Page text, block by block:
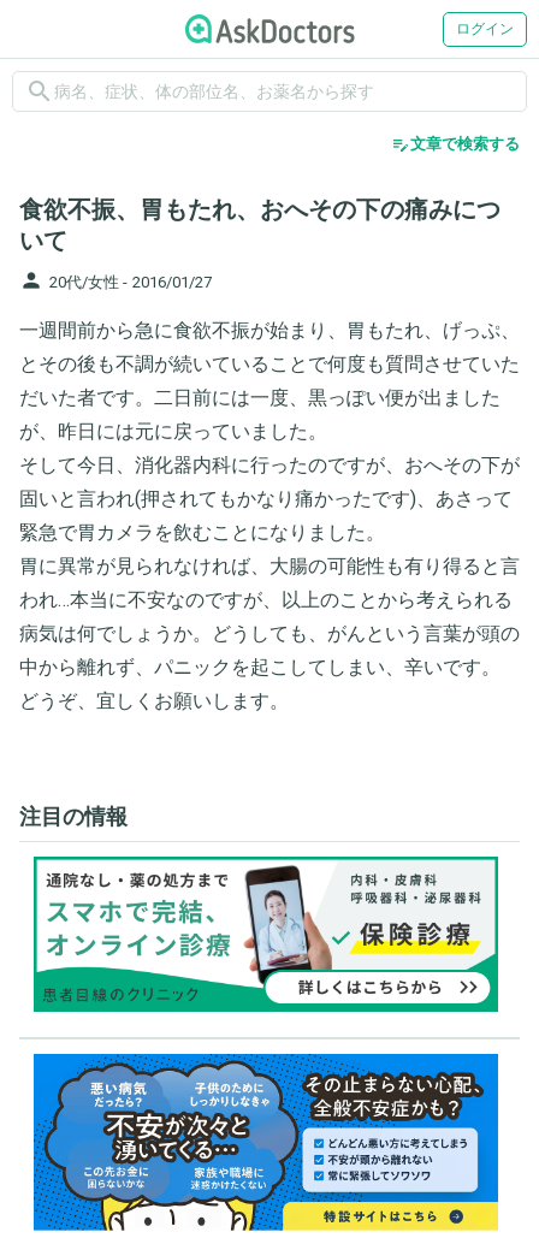
ログイン
search
edit_note文章で検索する
食欲不振、胃もたれ、おへその下の痛みにつ
いて
person 20代/女性 - 2016/01/27
一週間前から急に食欲不振が始まり、胃もたれ、げっぷ、
とその後も不調が続いていることで何度も質問させていた
だいた者です。二日前には一度、黒っぽい便が出ました
が、昨日には元に戻っていました。
そして今日、消化器内科に行ったのですが、おへその下が
固いと言われ(押されてもかなり痛かったです)、あさって
緊急で胃カメラを飲むことになりました。
胃に異常が見られなければ、大腸の可能性も有り得ると言
われ…本当に不安なのですが、以上のことから考えられる
病気は何でしょうか。どうしても、がんという言葉が頭の
中から離れず、パニックを起こしてしまい、辛いです。
どうぞ、宜しくお願いします。
注目の情報